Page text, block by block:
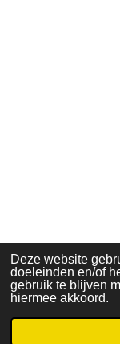
Deze website
doeleinden en/of
gebruik te blijven
hiermee akkoord.